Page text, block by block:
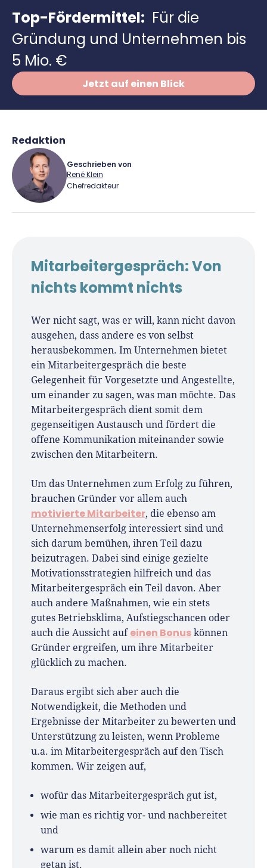
Deals
Top-Fördermittel: Für die
Gründung und Unternehmen bis
5 Mio. €
Jetzt auf einen Blick
Redaktion
Geschrieben von
René Klein
Chefredakteur
Seit 2010 ist René als Gründer von Für-
Gründer.de Teil der deutschen
Gründerinnen und Gründern praxisnahe
Inhalte und echte Insights an die Hand zu
geben. Das tut er als Chefredakteur,
Podcast-Host, Webinar-Moderator und auf
unserem YouTube-Kanal.
Er ist Interviewpartner in anderen Medien
und verfasst Fachbeiträge zu
Gründungsthemen.
Mitarbeitergespräch: Von
nichts kommt nichts
Wer nicht sagt, was er will, kann nicht davon
ausgehen, dass andere es von selbst
herausbekommen. Im Unternehmen bietet
ein Mitarbeitergespräch die beste
Gelegenheit für Vorgesetzte und Angestellte,
um einander zu sagen, was man möchte. Das
Mitarbeitergespräch dient somit dem
gegenseitigen Austausch und fördert die
offene Kommunikation miteinander sowie
zwischen den Mitarbeitern.
Um das Unternehmen zum Erfolg zu führen,
brauchen Gründer vor allem auch
motivierte Mitarbeiter, die ebenso am
Unternehmenserfolg interessiert sind und
sich darum bemühen, ihren Teil dazu
beizutragen. Dabei sind einige gezielte
Motivationsstrategien hilfreich und das
Mitarbeitergespräch ein Teil davon. Aber
auch andere Maßnahmen, wie ein stets
gutes Betriebsklima, Aufstiegschancen oder
auch die Aussicht auf einen Bonus können
Gründer ergreifen, um ihre Mitarbeiter
glücklich zu machen.
Daraus ergibt sich aber auch die
Notwendigkeit, die Methoden und
Ergebnisse der Mitarbeiter zu bewerten und
Unterstützung zu leisten, wenn Probleme
u.a. im Mitarbeitergespräch auf den Tisch
kommen. Wir zeigen auf,
wofür das Mitarbeitergespräch gut ist,
wie man es richtig vor- und nachbereitet
und
warum es damit allein aber noch nicht
getan ist.